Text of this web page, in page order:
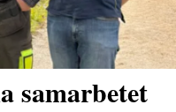
samarbetet